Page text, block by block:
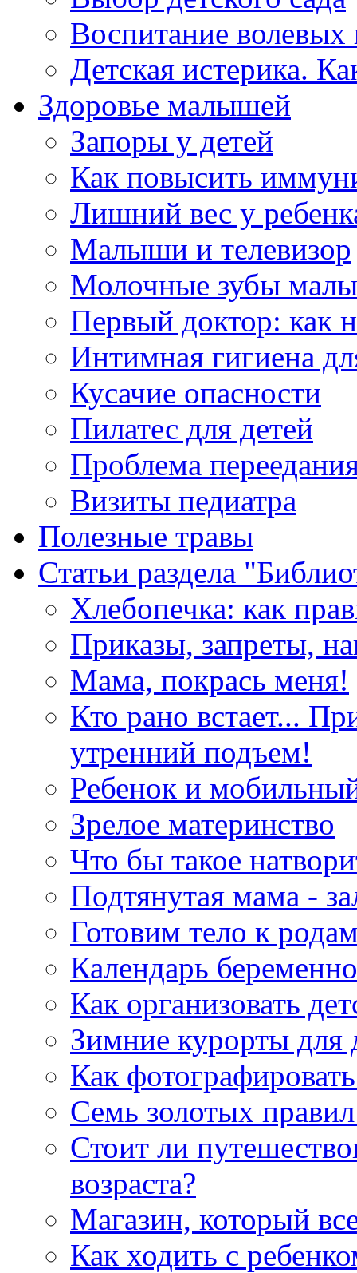
Воспитание волевых
Детская истерика.
Здоровье малышей
Запоры у детей
Как повысить
Лишний вес у
Малыши и телевизор
Молочные зубы
Первый доктор: как
Интимная гигиена
Кусачие опасности
Пилатес для детей
Проблема
Визиты педиатра
Полезные травы
Статьи раздела
Хлебопечка: как
Приказы, запреты,
Мама, покрась меня!
Кто рано встает...
утренний подъем!
Ребенок и
Зрелое материнство
Что бы такое
Подтянутая мама -
Готовим тело к
Календарь
Как организовать
Зимние курорты
Как
Семь золотых
Стоит ли
возраста?
Магазин, который
Как ходить с